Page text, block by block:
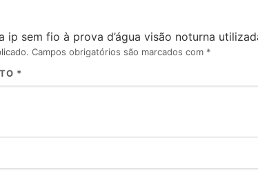
ip sem fio à prova d’água visão noturna
Campos obrigatórios são marcados com *
*